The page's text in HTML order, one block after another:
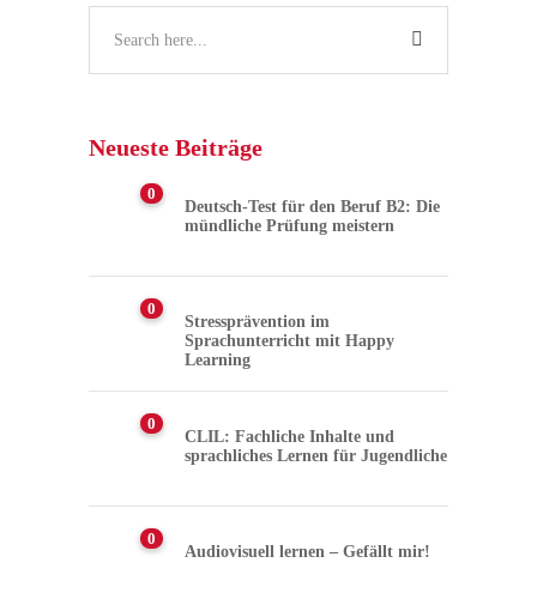
Neueste Beiträge
0
Deutsch-Test für den Beruf B2: Die
mündliche Prüfung meistern
0
Stressprävention im
Sprachunterricht mit Happy
Learning
0
CLIL: Fachliche Inhalte und
sprachliches Lernen für Jugendliche
0
Audiovisuell lernen – Gefällt mir!